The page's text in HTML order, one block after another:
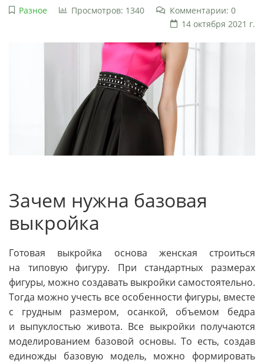
Разное Просмотров: 1340
Комментарии: 0
14 октября 2021 г.
Зачем нужна базовая
выкройка
Готовая выкройка основа женская строиться
на типовую фигуру. При стандартных размерах
фигуры, можно создавать выкройки самостоятельно.
Тогда можно учесть все особенности фигуры, вместе
с грудным размером, осанкой, объемом бедра
и выпуклостью живота. Все выкройки получаются
моделированием базовой основы. То есть, создав
единожды базовую модель, можно формировать